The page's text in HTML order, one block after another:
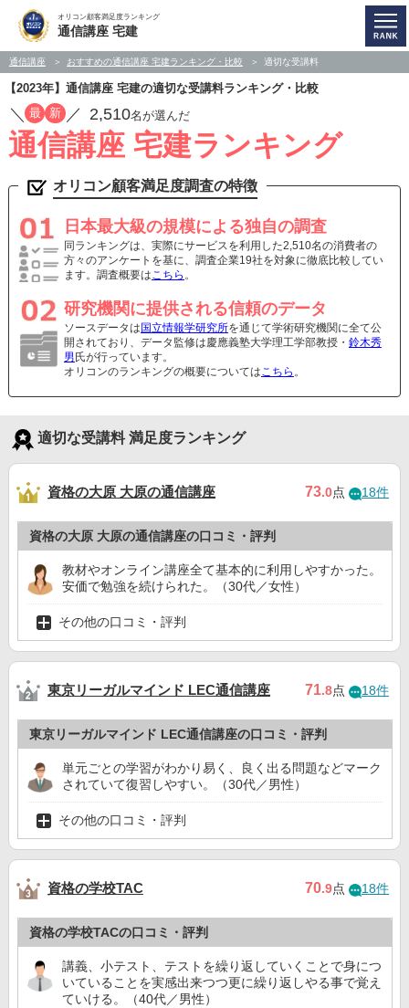
オリコン顧客満足度ランキング
通信講座 宅建
通信講座 おすすめの通信講座 宅建ランキング・比較 適切な受講料
【2023年】通信講座 宅建の適切な受講料ランキング・比較
／ 最 新 ／ 2,510名が選んだ
通信講座 宅建ランキング
オリコン顧客満足度調査の特徴
日本最大級の規模による独自の調査
同ランキングは、実際にサービスを利用した2,510名の消費者の
方々のアンケートを基に、調査企業19社を対象に徹底比較してい
ます。調査概要はこちら 。
研究機関に提供される信頼のデータ
ソースデータは 国立情報学研究所を通じて学術研究機関に全て公
開されており、データ監修は慶應義塾大学理工学部教授・ 鈴木秀
男 氏が行っています。
オリコンのランキングの概要についてはこちら 。
適切な受講料 満足度ランキング
資格の大原 大原の通信講座 73.0点 18件
資格の大原 大原の通信講座の口コミ・評判
教材やオンライン講座全て基本的に利用しやすかった。
安価で勉強を続けられた。（30代／女性）
その他の口コミ・評判
東京リーガルマインド LEC通信講座 71.8点 18件
東京リーガルマインド LEC通信講座の口コミ・評判
単元ごとの学習がわかり易く、良く出る問題などマーク
されていて復習しやすい。（30代／男性）
その他の口コミ・評判
資格の学校TAC 70.9点 18件
資格の学校TACの口コミ・評判
講義、小テスト、テストを繰り返していくことで身につ
いていることを実感出来つつ更に繰り返しやる事で覚え
ていける。（40代／男性）